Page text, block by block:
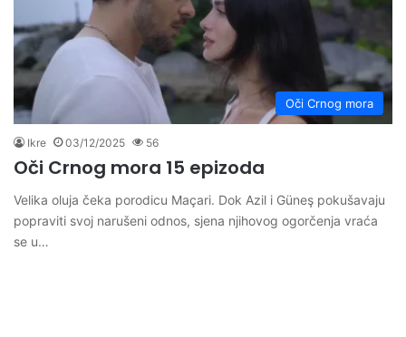
Oči Crnog mora
Ikre 03/12/2025 56
Oči Crnog mora 15 epizoda
Velika oluja čeka porodicu Maçari. Dok Azil i Güneş pokušavaju
popraviti svoj narušeni odnos, sjena njihovog ogorčenja vraća
se u…